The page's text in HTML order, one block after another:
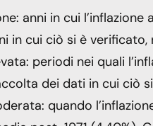
anni in cui l’inflazione
in cui ciò si è verificato,
periodi nei quali
dei dati in cui ciò
quando